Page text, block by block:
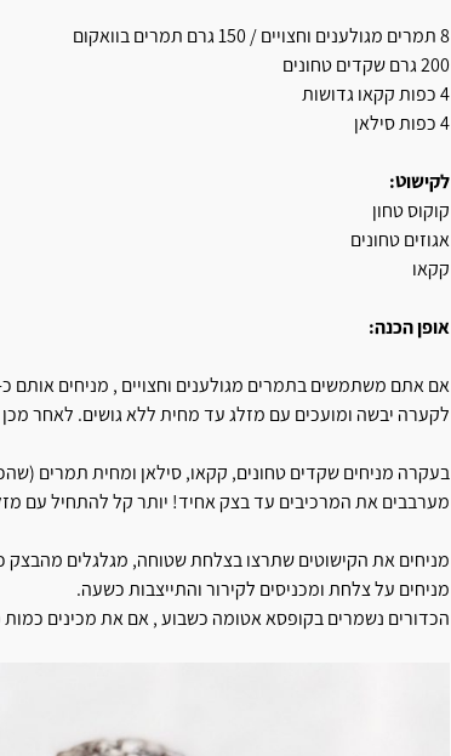
8 תמרים מגולענים וחצויים / 150 גרם תמרים בוואקום
200 גרם שקדים טחונים
4 כפות קקאו גדושות
4 כפות סילאן
לקישוט:
קוקוס טחון
אגוזים טחונים
קקאו
אופן הכנה:
לקערה יבשה ומועכים עם מזלג עד מחית ללא גושים. לאחר
בעקרה מניחים שקדים טחונים, קקאו, סילאן ומחית תמרים
מערבבים את המרכיבים עד בצק אחיד! יותר קל להתחיל עם
מניחים את הקישוטים שתרצו בצלחת שטוחה, מגלגלים מהבצק כ- 25 כדורים ומיד מצפים ומגלגים בקישוט
מניחים על צלחת ומכניסים לקירור והתייצבות כשעה.
הכדורים נשמרים בקופסא אטומה כשבוע , אם את מכינים כמות